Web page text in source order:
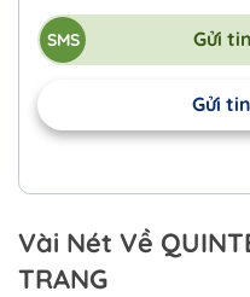
Gửi
Gửi
Vài Nét Về
TRANG